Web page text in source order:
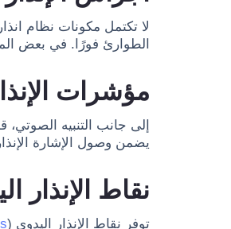
لا تكتمل مكونات نظام
الطوارئ فورًا. في بعض
مؤشرات
إلى جانب التنبيه
يضمن وصول الإشارة
نقاط الإنذار
توفر نقاط الإنذار اليدوي (